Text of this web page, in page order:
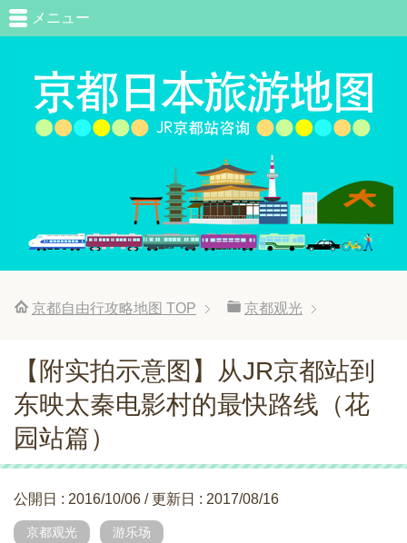
メニュー
京都自由行攻略地图 TOP 京都观光
【附实拍示意图】从JR京都站到
东映太秦电影村的最快路线（花
园站篇）
公開日 : 2016/10/06 / 更新日 : 2017/08/16
京都观光 游乐场